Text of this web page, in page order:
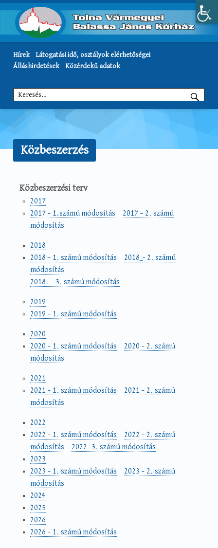
Hírek
Látogatási idő, osztályok elérhetőségei
Álláshirdetések
Közérdekű adatok
Keresés:
Közbeszerzés
Közbeszerzési terv
2017
2017 – 1.számú módosítás
2017 – 2. számú
módosítás
2018
2018 – 1. számú módosítás
2018_- 2. számú
módosítás
2018. – 3. számú módosítás
2019
2019 – 1. számú módosítás
2020
2020 – 1. számú módosítás
2020 – 2. számú
módosítás
2021
2021 – 1. számú módosítás
2021 – 2. számú
módosítás
2022
2022 – 1. számú módosítás
2022 – 2. számú
módosítás
2022- 3. számú módosítás
2023
2023 – 1. számú módosítás
2023 – 2. számú
módosítás
2024
2025
2026
2026 – 1. számú módosítás